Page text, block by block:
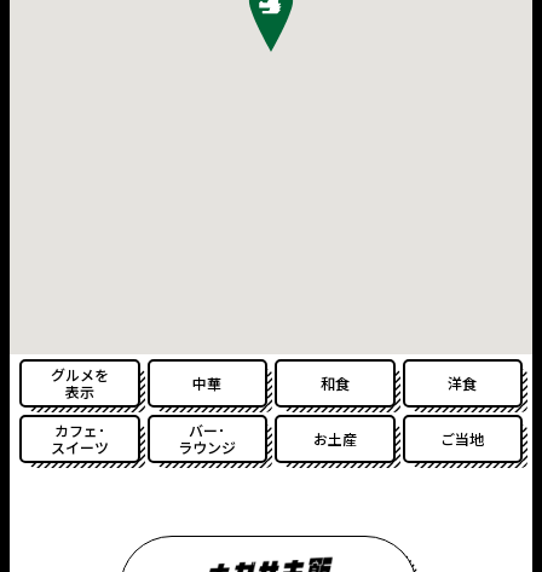
グルメを
表示
中華 和食 洋食
カフェ･
スイーツ
バー･
ラウンジ
お土産 ご当地